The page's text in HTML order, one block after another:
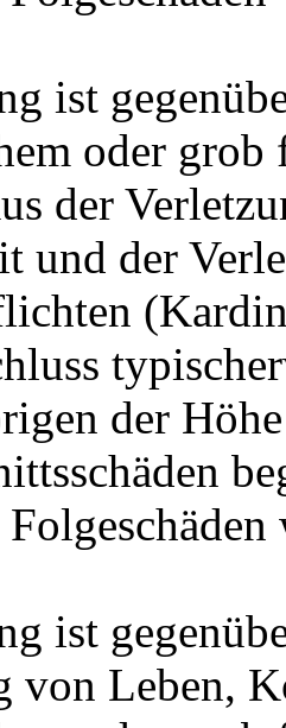
ist
oder grob
der
und der
der
ist
von Leben,